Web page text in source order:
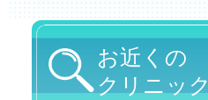
お近くの
クリニック